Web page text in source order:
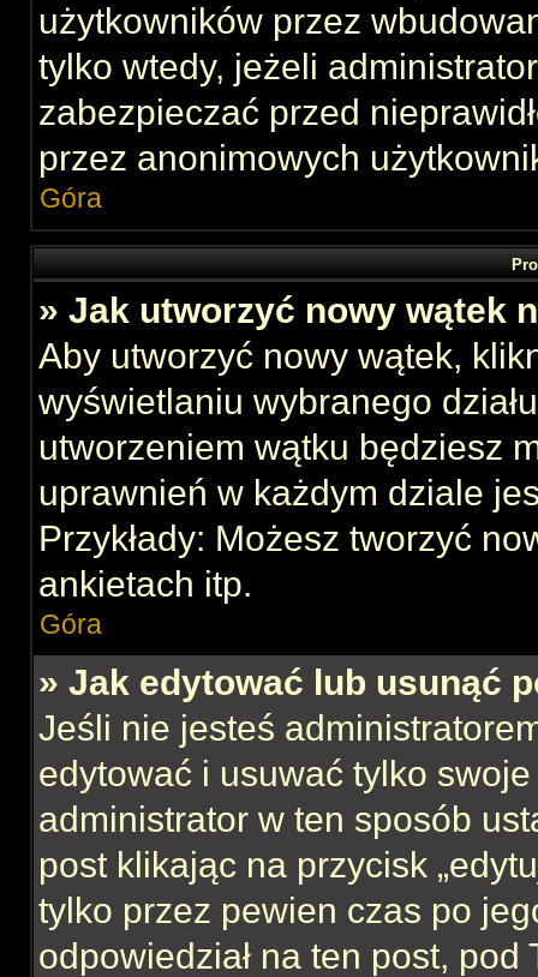
użytkowników przez
tylko wtedy, jeżeli
zabezpieczać przed
przez anonimowych
Góra
» Jak utworzyć nowy wątek
Aby utworzyć nowy wątek,
wyświetlaniu wybranego
utworzeniem wątku będziesz
uprawnień w każdym dziale
Przykłady: Możesz tworzyć
ankietach itp.
Góra
» Jak edytować lub usunąć
Jeśli nie jesteś
edytować i usuwać tylko
administrator w ten sposób
post klikając na przycisk
tylko przez pewien czas po
odpowiedział na ten post,